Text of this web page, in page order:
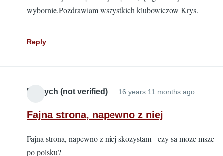
wybornie.Pozdrawiam wszystkich klubowiczow Krys.
Reply
Fenrych (not verified) 16 years 11 months ago
Fajna strona, napewno z niej
Fajna strona, napewno z niej skozystam - czy sa moze msze
po polsku?